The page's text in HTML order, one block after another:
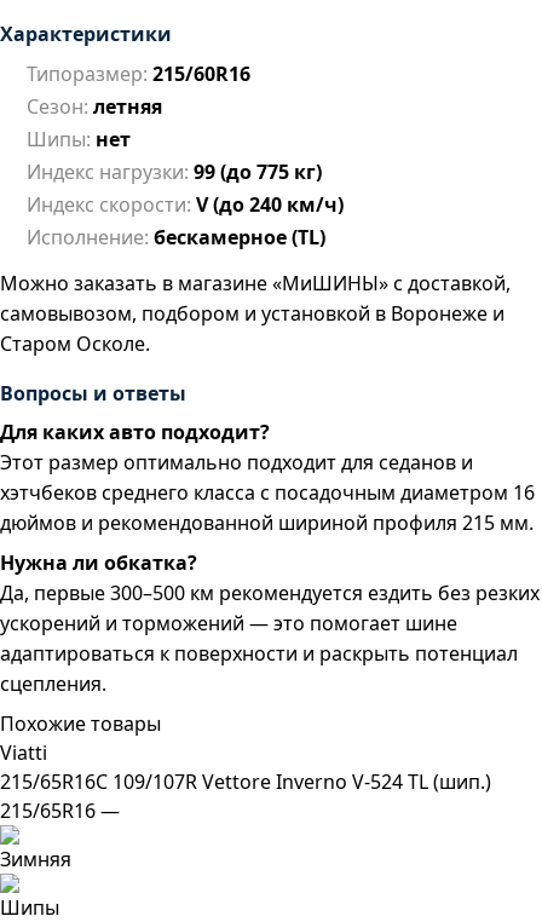
Характеристики
Типоразмер: 215/60R16
Сезон: летняя
Шипы: нет
Индекс нагрузки: 99 (до 775 кг)
Индекс скорости: V (до 240 км/ч)
Исполнение: бескамерное (TL)
Можно заказать в магазине «МиШИНЫ» с доставкой,
самовывозом, подбором и установкой в Воронеже и
Старом Осколе.
Вопросы и ответы
Для каких авто подходит?
Этот размер оптимально подходит для седанов и
хэтчбеков среднего класса с посадочным диаметром 16
дюймов и рекомендованной шириной профиля 215 мм.
Нужна ли обкатка?
Да, первые 300–500 км рекомендуется ездить без резких
ускорений и торможений — это помогает шине
адаптироваться к поверхности и раскрыть потенциал
сцепления.
Похожие товары
Viatti
215/65R16C 109/107R Vettore Inverno V-524 TL (шип.)
215/65R16 —